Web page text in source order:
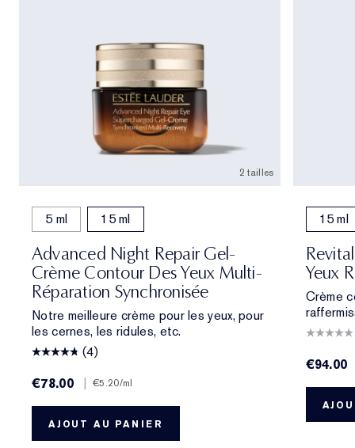
2 tailles
5 ml 15 ml
Advanced Night Repair Gel-
Crème Contour Des Yeux Multi-
Réparation Synchronisée
Notre meilleure crème pour les yeux, pour
les cernes, les ridules, etc.
(4)
€78.00
| €5.20/ml
AJOUT AU PANIER
15 ml
Yeux
Crème
€94.00